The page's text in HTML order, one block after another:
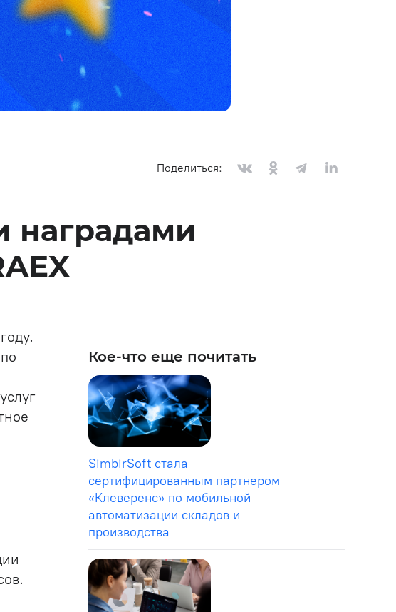
QA-консалтинг
IT-консалтинг
UX-аудит
Разработка финансовых
Поделиться:
наградами
Кое-что еще почитать
SimbirSoft стала
сертифицированным партнером
«Клеверенс» по мобильной
автоматизации складов и
производства